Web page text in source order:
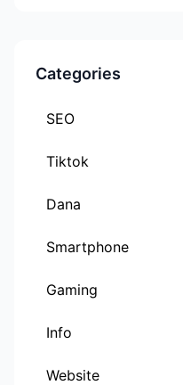
Categories
SEO
Tiktok
Dana
Smartphone
Gaming
Info
Website